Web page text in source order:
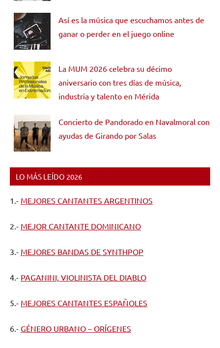
Así es la música que escuchamos antes de
ganar o perder en el juego online
La MUM 2026 celebra su décimo
aniversario con tres días de música,
industria y talento en Mérida
Concierto de Pandorado en Navalmoral con
ayudas de Girando por Salas
LO MÁS LEÍDO 2026
1.- MEJORES CANTANTES ARGENTINOS
2.- MEJOR CANTANTE DOMINICANO
3.- MEJORES BANDAS DE SYNTHPOP
4.- PAGANINI, VIOLINISTA DEL DIABLO
5.- MEJORES CANTANTES ESPAÑOLES
6.- GÉNERO URBANO – ORÍGENES